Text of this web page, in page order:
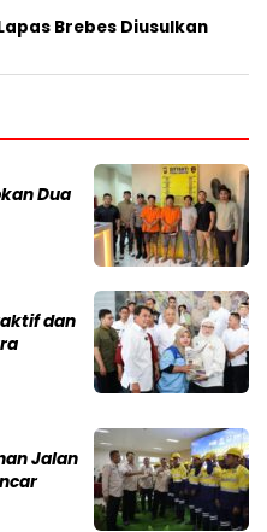
Brebes Diusulkan
Dua
dan
Jalan